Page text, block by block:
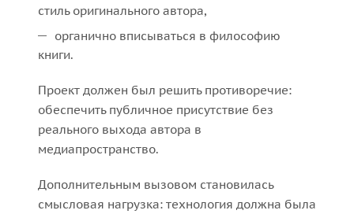
стиль оригинального автора,
органично вписываться в философию
книги.
Проект должен был решить противоречие:
обеспечить публичное присутствие без
реального выхода автора в
медиапространство.
Дополнительным вызовом становилась
смысловая нагрузка: технология должна была